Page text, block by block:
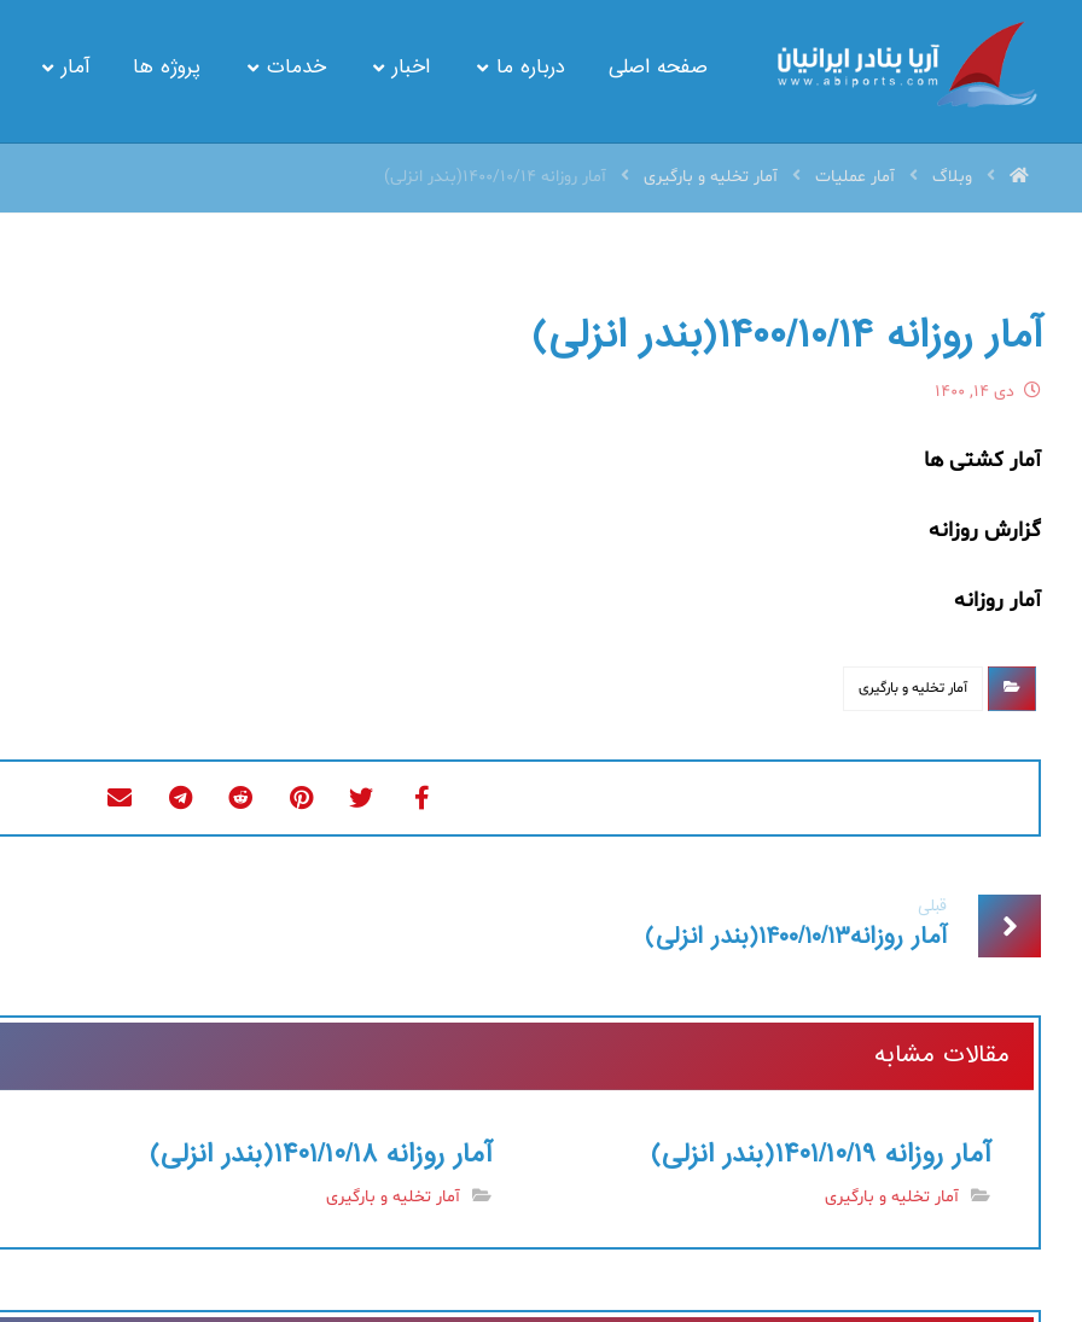
صفحه اصلی درباره ما اخبار خدمات پروژه ها آمار
وبلاگ آمار عملیات آمار تخلیه و بارگیری آمار روزانه 1400/10/14(بندر انزلی)
آمار روزانه ۱۴۰۰/۱۰/۱۴(بندر انزلی)
دی ۱۴, ۱۴۰۰
آمار کشتی ها
گزارش روزانه
آمار روزانه
آمار تخلیه و بارگیری
قبلی
آمار روزانه۱۴۰۰/۱۰/۱۳(بندر انزلی)
مقالات مشابه
آمار روزانه ۱۴۰۱/۱۰/۱۹(بندر انزلی)
آمار تخلیه و بارگیری
آمار روزانه ۱۴۰۱/۱۰/۱۸(بندر انزلی)
آمار تخلیه و بارگیری